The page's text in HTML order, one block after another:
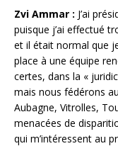
Zvi Ammar : J’ai
puisque j’ai effectué
et il était normal que
place à une équipe
certes, dans la «
mais nous fédérons
Aubagne, Vitrolles,
menacées de
qui m’intéressent au